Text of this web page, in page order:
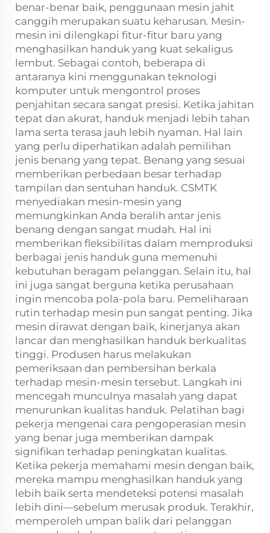
benar-benar baik, penggunaan mesin jahit
canggih merupakan suatu keharusan. Mesin-
mesin ini dilengkapi fitur-fitur baru yang
menghasilkan handuk yang kuat sekaligus
lembut. Sebagai contoh, beberapa di
antaranya kini menggunakan teknologi
komputer untuk mengontrol proses
penjahitan secara sangat presisi. Ketika jahitan
tepat dan akurat, handuk menjadi lebih tahan
lama serta terasa jauh lebih nyaman. Hal lain
yang perlu diperhatikan adalah pemilihan
jenis benang yang tepat. Benang yang sesuai
memberikan perbedaan besar terhadap
tampilan dan sentuhan handuk. CSMTK
menyediakan mesin-mesin yang
memungkinkan Anda beralih antar jenis
benang dengan sangat mudah. Hal ini
memberikan fleksibilitas dalam memproduksi
berbagai jenis handuk guna memenuhi
kebutuhan beragam pelanggan. Selain itu, hal
ini juga sangat berguna ketika perusahaan
ingin mencoba pola-pola baru. Pemeliharaan
rutin terhadap mesin pun sangat penting. Jika
mesin dirawat dengan baik, kinerjanya akan
lancar dan menghasilkan handuk berkualitas
tinggi. Produsen harus melakukan
pemeriksaan dan pembersihan berkala
terhadap mesin-mesin tersebut. Langkah ini
mencegah munculnya masalah yang dapat
menurunkan kualitas handuk. Pelatihan bagi
pekerja mengenai cara pengoperasian mesin
yang benar juga memberikan dampak
signifikan terhadap peningkatan kualitas.
Ketika pekerja memahami mesin dengan baik,
mereka mampu menghasilkan handuk yang
lebih baik serta mendeteksi potensi masalah
lebih dini—sebelum merusak produk. Terakhir,
memperoleh umpan balik dari pelanggan